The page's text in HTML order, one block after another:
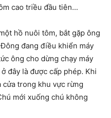
cao triều đầu tiên…
hồ nuôi tôm, bắt gặp ông
đang điều khiển máy
ông cho dừng chạy máy
đây là được cấp phép. Khi
cửa trong khu vực rừng
mới xuống chú không